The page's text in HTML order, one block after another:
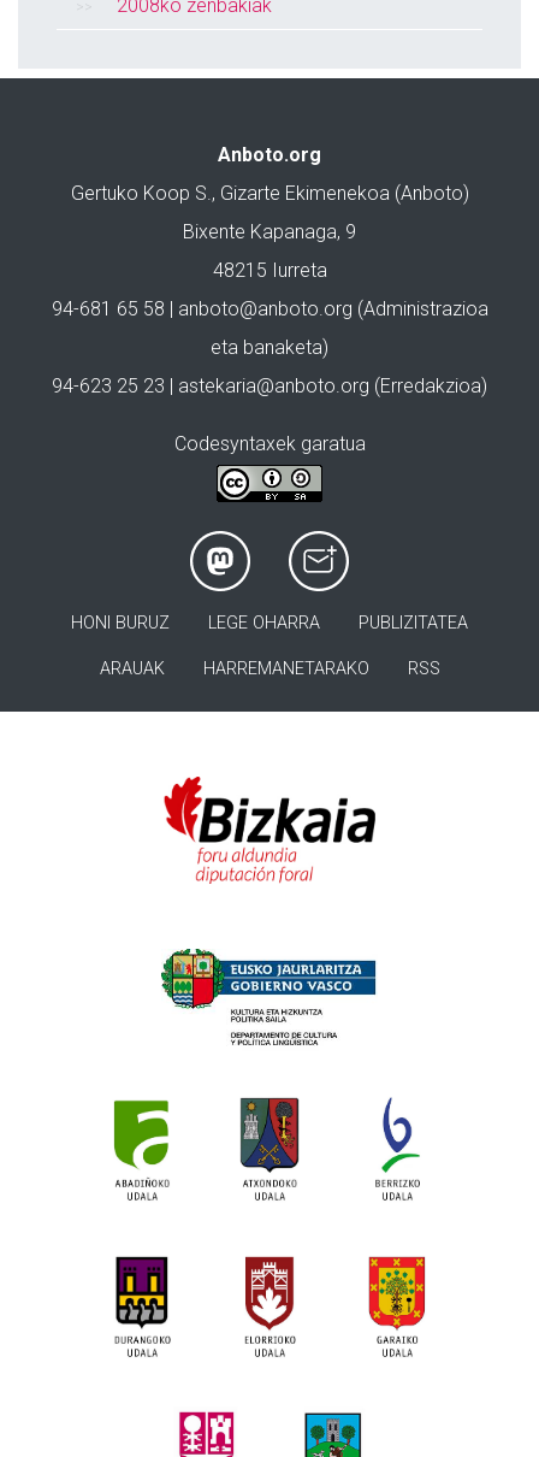
2008ko zenbakiak
Anboto.org
Gertuko Koop S., Gizarte Ekimenekoa (Anboto)
Bixente Kapanaga, 9
48215 Iurreta
94-681 65 58 | anboto@anboto.org (Administrazioa
eta banaketa)
94-623 25 23 | astekaria@anboto.org (Erredakzioa)
Codesyntaxek garatua
HONI BURUZ LEGE OHARRA PUBLIZITATEA
ARAUAK HARREMANETARAKO RSS